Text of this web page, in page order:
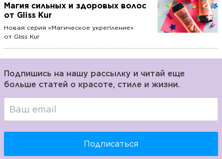
Магия сильных и здоровых волос
от Gliss Kur
Новая серия «Магическое укрепление»
от Gliss Kur
Подпишись на нашу рассылку и читай еще
больше статей о красоте, стиле и жизни.
Подписаться